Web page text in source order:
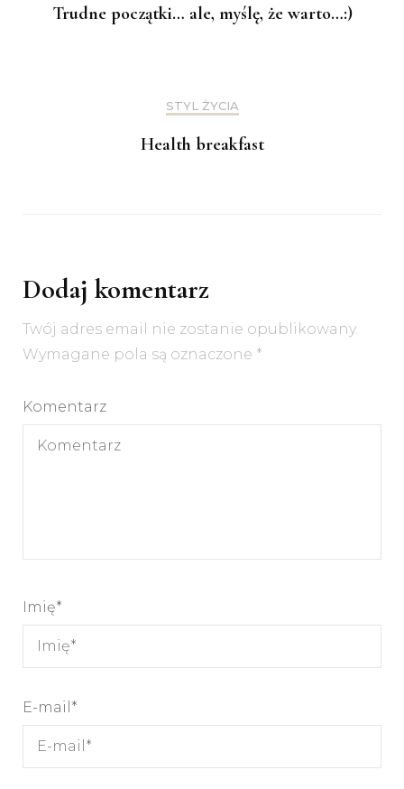
Trudne początki… ale, myślę, że warto…:)
STYL ŻYCIA
Health breakfast
Dodaj komentarz
Twój adres email nie zostanie opublikowany.
Wymagane pola są oznaczone *
Komentarz
Imię*
E-mail *